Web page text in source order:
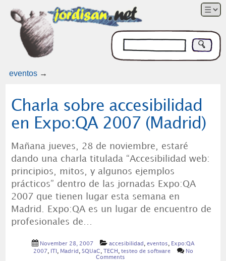
eventos→
Charla sobre accesibilidad
en Expo:QA 2007 (Madrid)
Mañana jueves, 28 de noviembre, estaré
dando una charla titulada “Accesibilidad web:
principios, mitos, y algunos ejemplos
prácticos” dentro de las jornadas Expo:QA
2007 que tienen lugar esta semana en
Madrid. Expo:QA es un lugar de encuentro de
profesionales de…
November 28, 2007 accesibilidad , eventos , Expo:QA
2007 , , Madrid , SQUaC , TECH , testeo de software
No
Comments